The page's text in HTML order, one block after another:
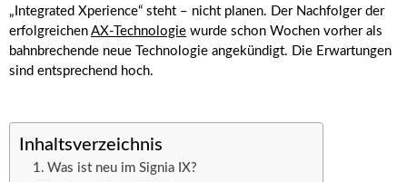
„Integrated Xperience“ steht – nicht planen. Der Nachfolger der
erfolgreichen AX-Technologie wurde schon Wochen vorher als
bahnbrechende neue Technologie angekündigt. Die Erwartungen
sind entsprechend hoch.
Inhaltsverzeichnis
Was ist neu im Signia IX?